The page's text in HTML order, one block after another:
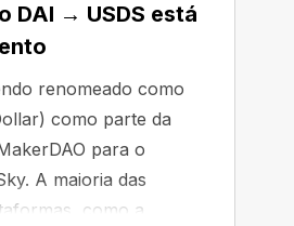
DAI → USDS está
renomeado como
como parte da
para o
A maioria das
como a